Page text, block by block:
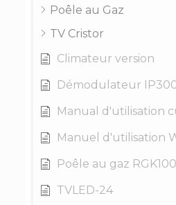
Poêle au Gaz
TV Cristor
Climateur version
Démodulateur
Manual d'utilisation
Manuel d'utilisation
Poêle au gaz
TVLED-24